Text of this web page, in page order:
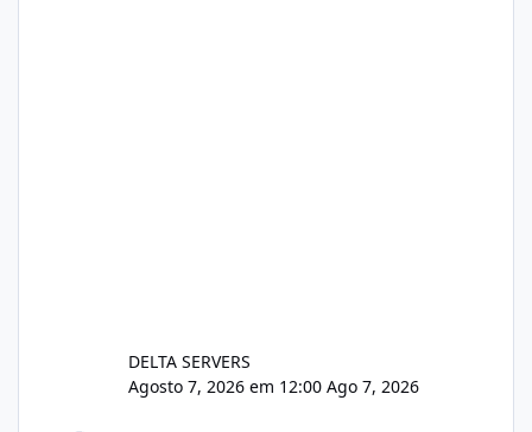
DELTA SERVERS
Agosto 7, 2026 em 12:00 Ago 7, 2026